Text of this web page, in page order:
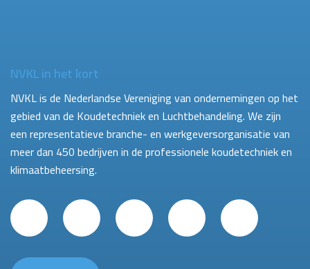
NVKL in het kort
NVKL is de Nederlandse Vereniging van ondernemingen op het
gebied van de Koudetechniek en Luchtbehandeling. We zijn
een representatieve branche- en werkgeversorganisatie van
meer dan 450 bedrijven in de professionele koudetechniek en
klimaatbeheersing.